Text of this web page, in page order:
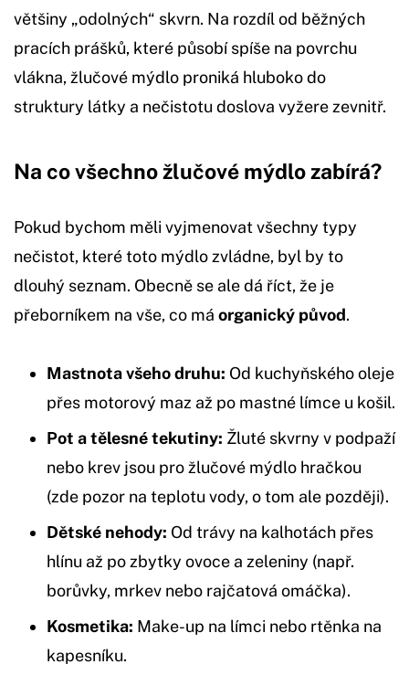
většiny „odolných“ skvrn. Na rozdíl od běžných
pracích prášků, které působí spíše na povrchu
vlákna, žlučové mýdlo proniká hluboko do
struktury látky a nečistotu doslova vyžere zevnitř.
Na co všechno žlučové mýdlo zabírá?
Pokud bychom měli vyjmenovat všechny typy
nečistot, které toto mýdlo zvládne, byl by to
dlouhý seznam. Obecně se ale dá říct, že je
přeborníkem na vše, co má organický původ.
Mastnota všeho druhu: Od kuchyňského oleje
přes motorový maz až po mastné límce u košil.
Pot a tělesné tekutiny: Žluté skvrny v podpaží
nebo krev jsou pro žlučové mýdlo hračkou
(zde pozor na teplotu vody, o tom ale později).
Dětské nehody: Od trávy na kalhotách přes
hlínu až po zbytky ovoce a zeleniny (např.
borůvky, mrkev nebo rajčatová omáčka).
Kosmetika: Make-up na límci nebo rtěnka na
kapesníku.